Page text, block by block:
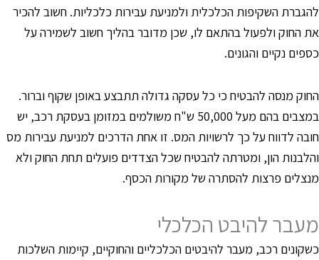
השקיפות הכלכלית ולמניעת עבירות כלכליות. חשוב להכיר
החוק ולפעול בהתאם לו, שכן מדובר בהליך חשוב לשמירה על
נקיים והגונים.
מנסה להבטיח כי כל עסקה גדולה תתבצע באופן שקוף וברור.
במצבים בהם מעל 50,000 ש"ח משולמים במזומן בעסקת רכב, יש
לדווח על כך לרשויות המס. זו אחת הדרכים למניעת עבירות מס
הון, ומטרתה להבטיח שכל הצדדים פועלים תחת החוק ולא
פרצות להסתרה של מקורות הכסף.
להיבט הכלכלי
רכב, מעבר להיבטים הכלכליים והחוקיים, קיימות השלכות